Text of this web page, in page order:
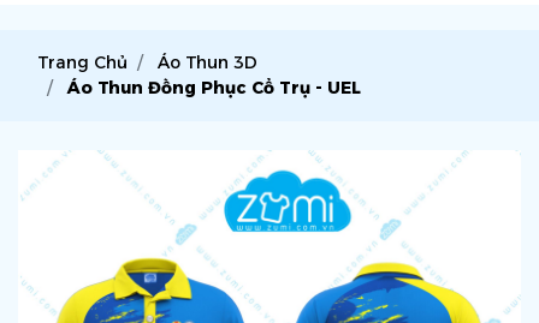
Trang Chủ
Áo Thun 3D
Áo Thun Đồng Phục Cổ Trụ - UEL